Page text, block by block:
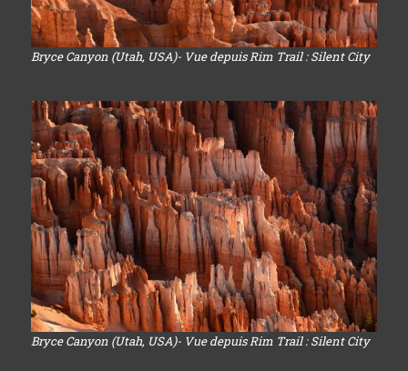
Bryce Canyon (Utah, USA)- Vue depuis Rim Trail : Silent City
Bryce Canyon (Utah, USA)- Vue depuis Rim Trail : Silent City